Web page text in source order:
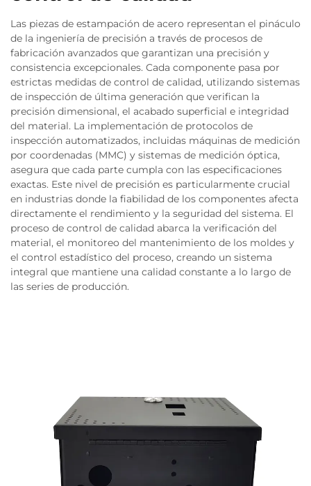
Las piezas de estampación de acero representan el pináculo
de la ingeniería de precisión a través de procesos de
fabricación avanzados que garantizan una precisión y
consistencia excepcionales. Cada componente pasa por
estrictas medidas de control de calidad, utilizando sistemas
de inspección de última generación que verifican la
precisión dimensional, el acabado superficial e integridad
del material. La implementación de protocolos de
inspección automatizados, incluidas máquinas de medición
por coordenadas (MMC) y sistemas de medición óptica,
asegura que cada parte cumpla con las especificaciones
exactas. Este nivel de precisión es particularmente crucial
en industrias donde la fiabilidad de los componentes afecta
directamente el rendimiento y la seguridad del sistema. El
proceso de control de calidad abarca la verificación del
material, el monitoreo del mantenimiento de los moldes y
el control estadístico del proceso, creando un sistema
integral que mantiene una calidad constante a lo largo de
las series de producción.